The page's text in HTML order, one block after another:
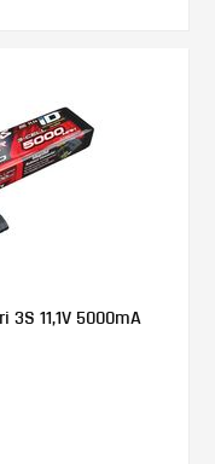
3S 11,1V 5000mA